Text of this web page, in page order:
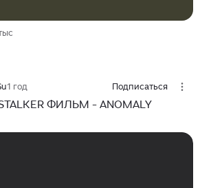
1 год Подписаться
ФИЛЬМ - ANOMALY